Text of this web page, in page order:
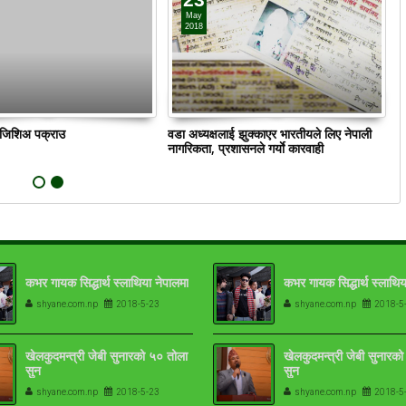
पक्राउ
May
2018
वडा अध्यक्षलाई झुक्काएर भारतीयले लिए नेपाली
नागरिकता, प्रशासनले गर्याे कारवाही
रुपले मनाउने
22
May
2018
गोरेलाई मोरङ जिल्ला अदालत लैजाँदै
कभर गायक सिद्धार्थ स्लाथिया नेपालमा
shyane.com.np 2018-5-23
खेलकुदमन्त्री जेबी सुनारको ५० तोला
सुन
shyane.com.np 2018-5-23
कभर गायक सिद्धार्थ
shyane.com.np 2018-
खेलकुदमन्त्री जेबी सुनारको
सुन
shyane.com.np 2018-